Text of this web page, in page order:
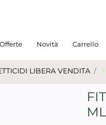
Offerte Novità Carrello
LIBERA VENDITA
ML